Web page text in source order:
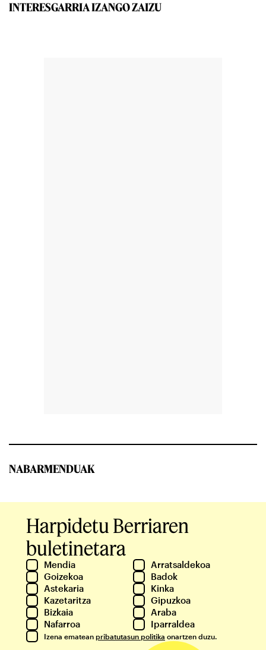
INTERESGARRIA IZANGO ZAIZU
NABARMENDUAK
Harpidetu Berriaren
buletinetara
Mendia
Arratsaldekoa
Goizekoa
Badok
Astekaria
Kinka
Kazetaritza
Gipuzkoa
Bizkaia
Araba
Nafarroa
Iparraldea
Izena ematean pribatutasun politika onartzen duzu.